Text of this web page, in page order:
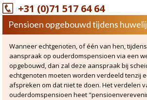
Erfrecht >
Caroline Schönhagen
Marco Ossentjuk >
Mediation >
+31 (0)71 517
Kvk: - 60459271
BTWnr:
+31 (0)71 517 64 64
Pensioen opgebouwd tijdens
Wanneer echtgenoten, of één van hen,
aanspraak op ouderdomspensioen via een
opgebouwd, dan zal deze aanspraak bij
echtgenoten moeten worden verdeeld tenzij
afspreken om dat niet te doen. Het verdelen
ouderdomspensioen heet